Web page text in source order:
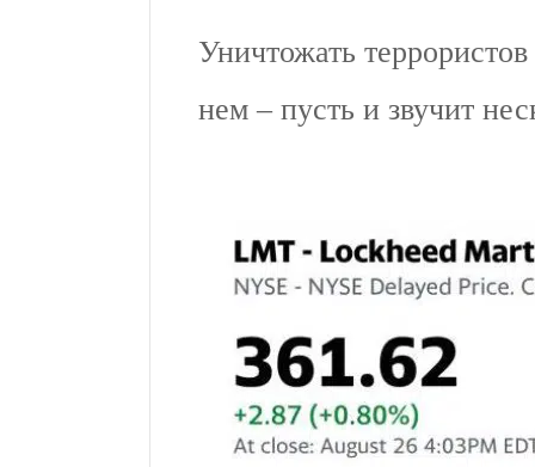
Уничтожать
нем – пусть и звучит